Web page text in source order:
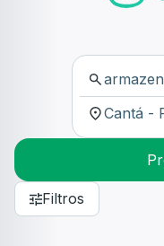
Filtros